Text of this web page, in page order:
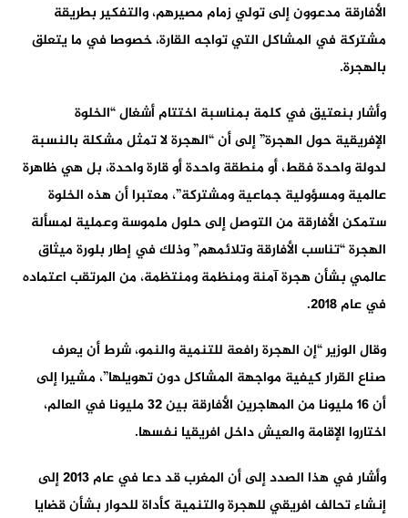
الأفارقة مدعوون إلى تولي زمام مصيرهم، والتفكير بطريقة
مشتركة في المشاكل التي تواجه القارة، خصوصا في ما يتعلق
بالهجرة.
وأشار بنعتيق في كلمة بمناسبة اختتام أشغال “الخلوة
الإفريقية حول الهجرة” إلى أن “الهجرة لا تمثل مشكلة بالنسبة
لدولة واحدة فقط، أو منطقة واحدة أو قارة واحدة، بل هي ظاهرة
عالمية ومسؤولية جماعية ومشتركة”، معتبرا أن هذه الخلوة
ستمكن الأفارقة من التوصل إلى حلول ملموسة وعملية لمسألة
الهجرة “تناسب الأفارقة وتلائمهم” وذلك في إطار بلورة ميثاق
عالمي بشأن هجرة آمنة ومنظمة ومنتظمة، من المرتقب اعتماده
في عام 2018.
وقال الوزير “إن الهجرة رافعة للتنمية والنمو، شرط أن يعرف
صناع القرار كيفية مواجهة المشاكل دون تهويلها”، مشيرا إلى
أن 16 مليونا من المهاجرين الأفارقة بين 32 مليونا في العالم،
اختاروا الإقامة والعيش داخل افريقيا نفسها.
وأشار في هذا الصدد إلى أن المغرب قد دعا في عام 2013 إلى
إنشاء تحالف افريقي للهجرة والتنمية كأداة للحوار بشأن قضايا